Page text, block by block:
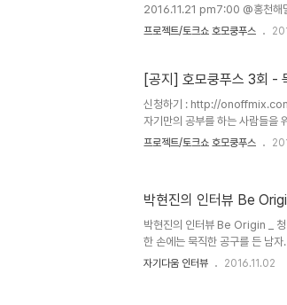
2016.11.21 pm7:00 @홍천해
번째 시간을 열었다. 공부(工夫)
시간을 가졌다. 17살, 생활을 위
목수의 강의를 청했다. 청년목수
자..
프로젝트/토크쇼 호모쿵푸스
[공지] 호모쿵푸스 3회 -
신청하기 : http://
자기만의 공부를 하는 사람들을
의 호모쿵푸스는 목수 김동혁님
뷰 보기 http://sentipark.com/
도 진행하실 거랍니다. 홍천의
프로젝트/토크쇼 호모쿵푸스
박현진의 인터뷰 Be
박현진의 인터뷰 Be Origin _ 청
한 손에는 묵직한 공구를 든 남
온 사진 때문이었다. 목수라는
자기다움 인터뷰 2016.11.02